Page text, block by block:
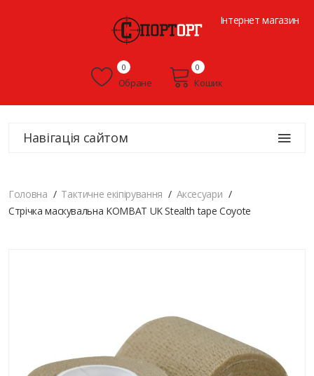
Інтернет магазин
Обране
0
Кошик
0
Навігація сайтом
Головна Тактичне екіпірування
Аксесуари
Стрічка маскувальна KOMBAT UK Stealth tape Coyote